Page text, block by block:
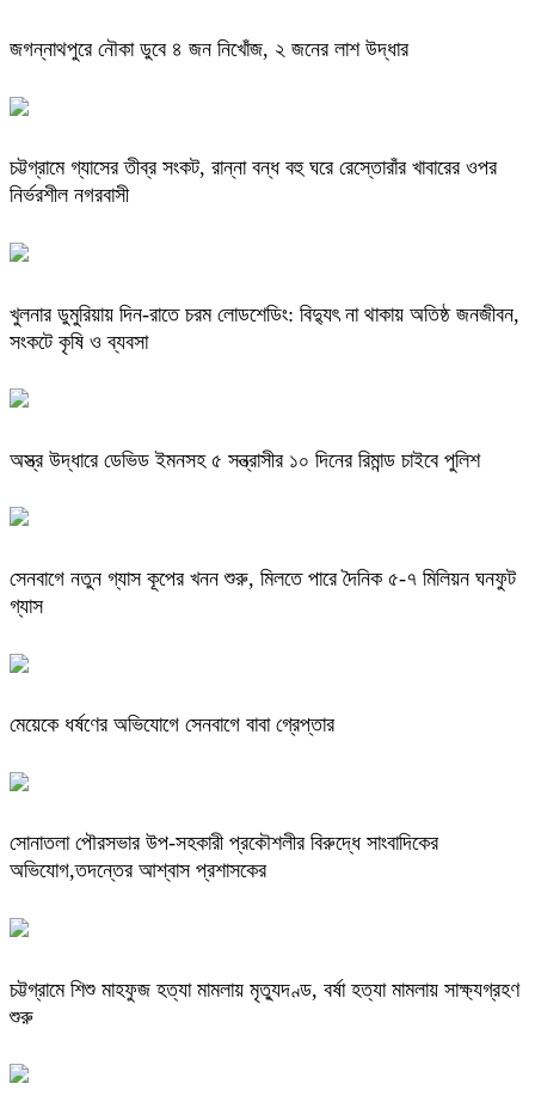
জগন্নাথপুরে নৌকা ডুবে ৪ জন নিখোঁজ, ২ জনের লাশ উদ্ধার
চট্টগ্রামে গ্যাসের তীব্র সংকট, রান্না বন্ধ বহু ঘরে রেস্তোরাঁর খাবারের ওপর
নির্ভরশীল নগরবাসী
খুলনার ডুমুরিয়ায় দিন-রাতে চরম লোডশেডিং: বিদ্যুৎ না থাকায় অতিষ্ঠ জনজীবন,
সংকটে কৃষি ও ব্যবসা
অস্ত্র উদ্ধারে ডেভিড ইমনসহ ৫ সন্ত্রাসীর ১০ দিনের রিমান্ড চাইবে পুলিশ
সেনবাগে নতুন গ্যাস কূপের খনন শুরু, মিলতে পারে দৈনিক ৫-৭ মিলিয়ন ঘনফুট
গ্যাস
মেয়েকে ধর্ষণের অভিযোগে সেনবাগে বাবা গ্রেপ্তার
সোনাতলা পৌরসভার উপ-সহকারী প্রকৌশলীর বিরুদ্ধে সাংবাদিকের
অভিযোগ,তদন্তের আশ্বাস প্রশাসকের
চট্টগ্রামে শিশু মাহফুজ হত্যা মামলায় মৃত্যুদণ্ড, বর্ষা হত্যা মামলায় সাক্ষ্যগ্রহণ
শুরু